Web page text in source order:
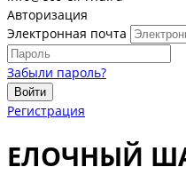
Авторизация
Электронная почта
Забыли пароль?
Войти
Регистрация
ЕЛОЧНЫЙ